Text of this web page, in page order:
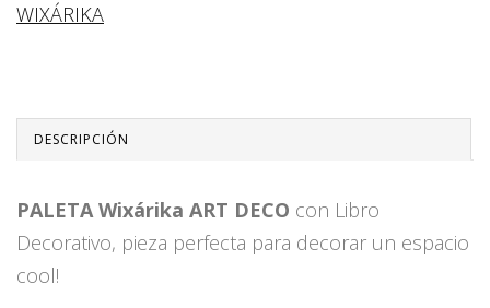
WIXÁRIKA
DESCRIPCIÓN
PALETA Wixárika ART DECO con Libro
Decorativo, pieza perfecta para decorar un espacio
cool!